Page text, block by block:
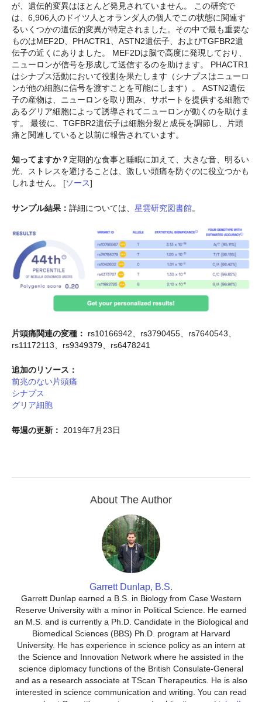
が、遺伝的変異はほとんど発見されていません。 この研究で
は、6,906人のドイツ人とオランダ人の個人でこの状態に関連す
るいくつかの遺伝的変異が特定されました。その中で最も重要な
ものはMEF2D、PHACTR1、ASTN2遺伝子、およびTGFBR2遺
伝子の近くにありました。 MEF2Dは脳で高度に発現しており、
ニューロンが信号を形成して送信するのを助けます。 PHACTR1
はシナプス活動において役割を果たします（シナプスはニューロ
ンが他の細胞に信号を渡すことを可能にします）。 ASTN2遺伝
子の産物は、ニューロンを取り囲み、サポートを提供する細胞で
あるグリア細胞によって誘導されてニューロンが動くのを助けま
す。 最後に、TGFBR2遺伝子は細胞分裂と成長を調節し、片頭
痛と関連していると以前に報告されています。
知ってますか？ 定期的な食事と睡眠に加えて、大きな音、明るい
光、ストレスを避けることは、激しい頭痛を防ぐのに役立つかも
しれません。 [ソース]
サンプル結果： 詳細については、 星雲研究図書館。
片頭痛関連の変種：
rs10166942、rs3790455、rs7640543、
rs11172113、rs9349379、rs6478241
追加のリソース：
前兆のない片頭痛
シナプス
グリア細胞
毎週の更新： 2019年7月23日
About The Author
Garrett Dunlap, B.S.
Garrett Dunlap earned a B.S. in Biology from Case Western
Reserve University with a minor in Political Science. He earned
an M.S. and is currently a Ph.D. Candidate in the Biological and
Biomedical Sciences (BBS) Ph.D. program at Harvard
University. He has experience in science policy as an intern at
the Science and Innovation Network where he assisted in the
science diplomacy functions of the British Consulate-General
and as a research associate at TScan Therapeutics. He is also
interested in science communication and writing. You can read